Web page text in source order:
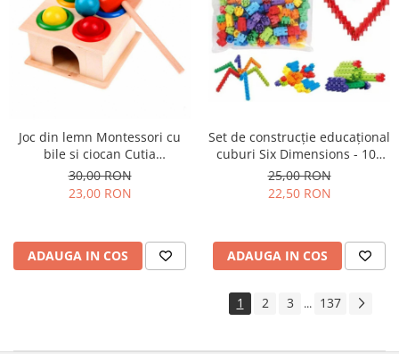
Joc din lemn Montessori cu
bile si ciocan Cutia
Permanentei
30,00 RON
23,00 RON
ADAUGA IN COS
Set de construcţie educaţional
cuburi Six Dimensions - 100
de piese
25,00 RON
22,50 RON
ADAUGA IN COS
1 2 3 ... 137